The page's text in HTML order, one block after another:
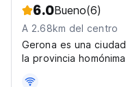
6.0Bueno(6)
A 2.68km del centro
Gerona es una
la provincia